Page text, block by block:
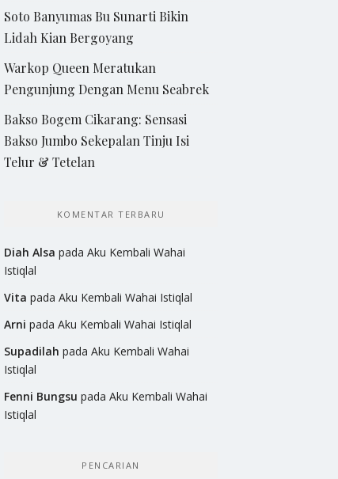
Soto Banyumas Bu Sunarti Bikin
Lidah Kian Bergoyang
Warkop Queen Meratukan
Pengunjung Dengan Menu Seabrek
Bakso Bogem Cikarang: Sensasi
Bakso Jumbo Sekepalan Tinju Isi
Telur & Tetelan
KOMENTAR TERBARU
Diah Alsa pada Aku Kembali Wahai
Istiqlal
Vita pada Aku Kembali Wahai Istiqlal
Arni pada Aku Kembali Wahai Istiqlal
Supadilah pada Aku Kembali Wahai
Istiqlal
Fenni Bungsu pada Aku Kembali Wahai
Istiqlal
PENCARIAN